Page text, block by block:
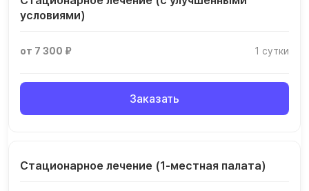
условиями)
от 7 300 ₽ 1 сутки
Заказать
Стационарное лечение (1-местная палата)